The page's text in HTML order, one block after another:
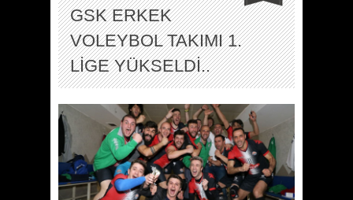
GSK ERKEK
VOLEYBOL TAKIMI 1.
LİGE YÜKSELDİ..